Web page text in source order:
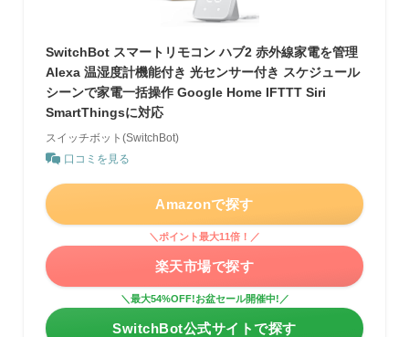
SwitchBot スマートリモコン ハブ2 赤外線家電を管理
Alexa 温湿度計機能付き 光センサー付き スケジュール
シーンで家電一括操作 Google Home IFTTT Siri
SmartThingsに対応
スイッチボット(SwitchBot)
口コミを見る
Amazonで探す
＼ポイント最大11倍！／
楽天市場で探す
＼最大54%OFF!お盆セール開催中!／
SwitchBot公式サイトで探す